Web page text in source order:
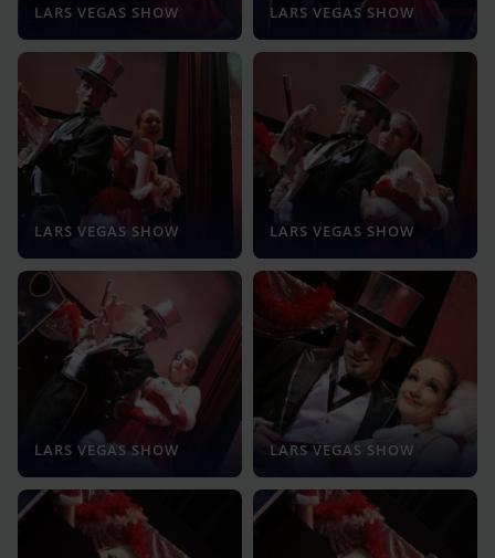
LARS VEGAS SHOW LARS VEGAS SHOW
LARS VEGAS SHOW LARS VEGAS SHOW
LARS VEGAS SHOW LARS VEGAS SHOW